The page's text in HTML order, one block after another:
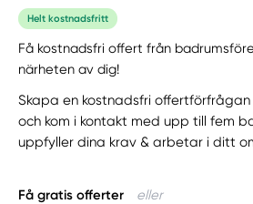
Helt kostnadsfritt
Få kostnadsfri offert från
närheten av dig!
Skapa en kostnadsfri
och kom i kontakt med upp till fem
uppfyller dina krav & arbetar i ditt
Få gratis offerter eller